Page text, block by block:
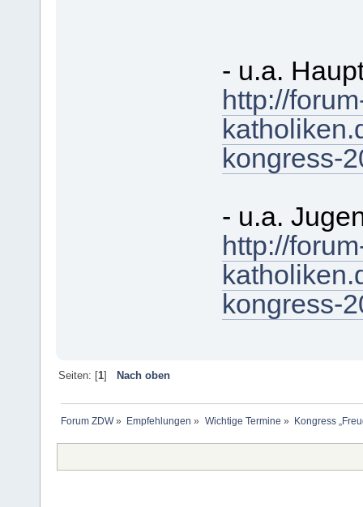
- u.a.
http://
kongress-
- u.a.
http://
kongress-
Seiten: [1] Nach oben
Forum ZDW» Empfehlungen » Wichtige Termine » Kongress